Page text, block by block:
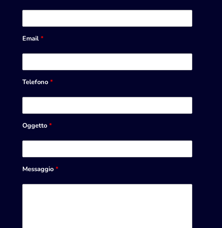
Email *
Telefono *
Oggetto *
Messaggio *